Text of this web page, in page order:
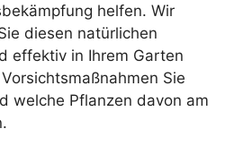
helfen. Wir
diesen natürlichen
effektiv in Ihrem Garten
Sie
welche Pflanzen davon am